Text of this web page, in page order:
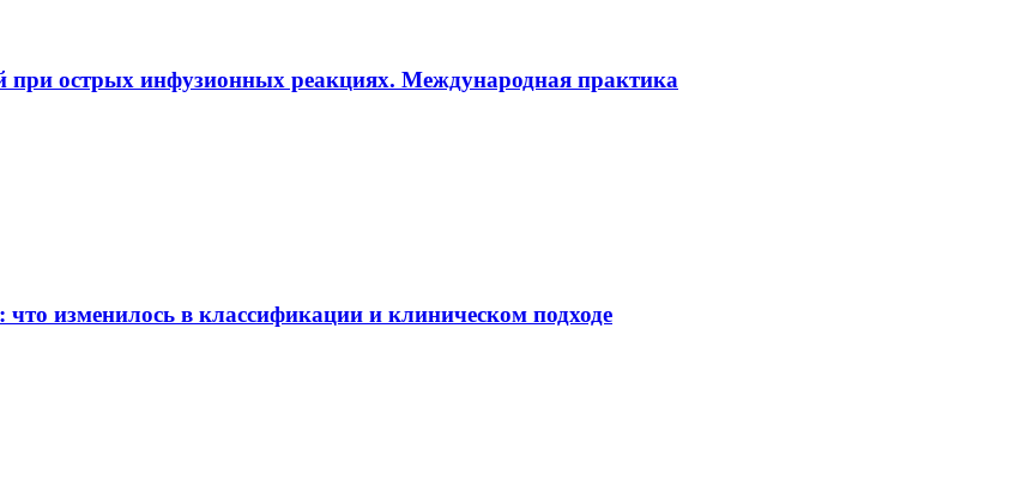
при острых инфузионных реакциях. Международная практика
что изменилось в классификации и клиническом подходе